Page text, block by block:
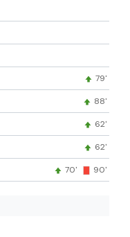
79'
88'
62'
62'
70' 90'